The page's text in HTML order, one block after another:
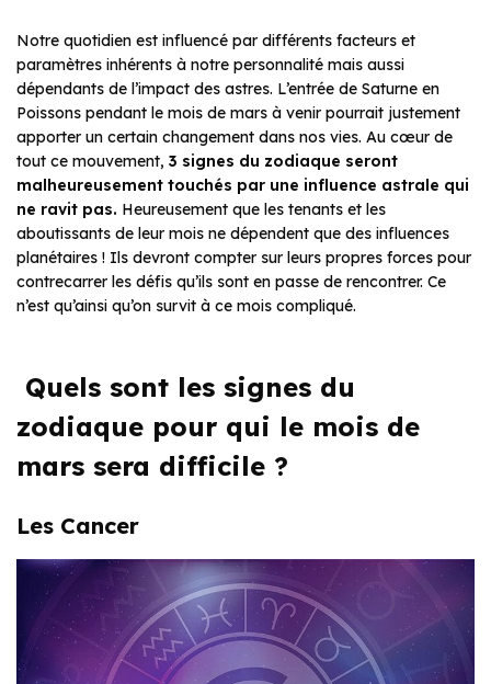
Notre quotidien est influencé par différents facteurs et
paramètres inhérents à notre personnalité mais aussi
dépendants de l’impact des astres. L’entrée de Saturne en
Poissons pendant le mois de mars à venir pourrait justement
apporter un certain changement dans nos vies. Au cœur de
tout ce mouvement, 3 signes du zodiaque seront
malheureusement touchés par une influence astrale qui
ne ravit pas. Heureusement que les tenants et les
aboutissants de leur mois ne dépendent que des influences
planétaires ! Ils devront compter sur leurs propres forces pour
contrecarrer les défis qu’ils sont en passe de rencontrer. Ce
n’est qu’ainsi qu’on survit à ce mois compliqué.
Quels sont les signes du
zodiaque pour qui le mois de
mars sera difficile ?
Les Cancer